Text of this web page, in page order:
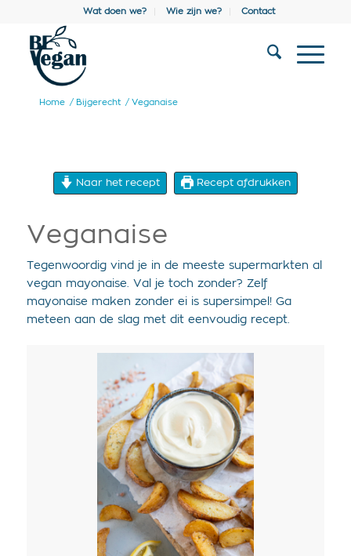
Wat doen we? Wie zijn we? Contact
Home / Bijgerecht / Veganaise
Naar het recept Recept afdrukken
Veganaise
Tegenwoordig vind je in de meeste supermarkten al
vegan mayonaise. Val je toch zonder? Zelf
mayonaise maken zonder ei is supersimpel! Ga
meteen aan de slag met dit eenvoudig recept.